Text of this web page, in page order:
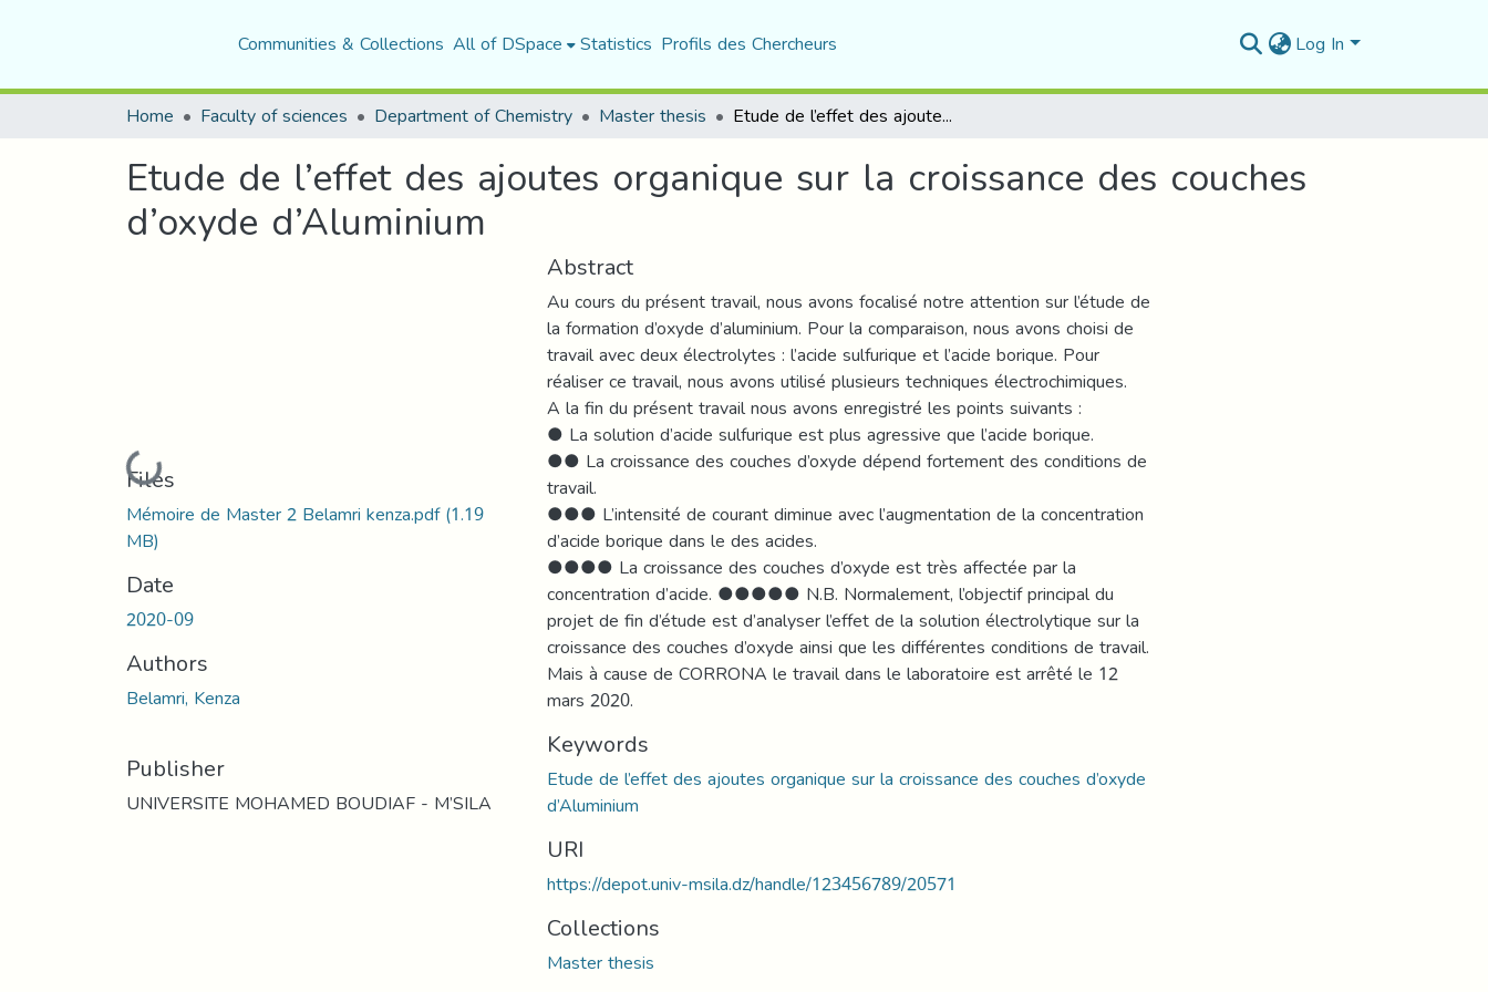
Communities & Collections All of DSpace Statistics Profils des Chercheurs Log In
Home Faculty of sciences Department of Chemistry Master thesis Etude de l’effet des ajoutes organique sur la croissance des couches d’oxyde d’Aluminium
Etude de l’effet des ajoutes organique sur la croissance des couches
d’oxyde d’Aluminium
Loading...
Files
Mémoire de Master 2 Belamri kenza.pdf(1.19
MB)
Date
2020-09
Authors
Belamri, Kenza
Publisher
UNIVERSITE MOHAMED BOUDIAF - M’SILA
Abstract
Au cours du présent travail, nous avons focalisé notre attention sur l’étude de
la formation d’oxyde d’aluminium. Pour la comparaison, nous avons choisi de
travail avec deux électrolytes : l’acide sulfurique et l’acide borique. Pour
réaliser ce travail, nous avons utilisé plusieurs techniques électrochimiques.
A la fin du présent travail nous avons enregistré les points suivants :
● La solution d’acide sulfurique est plus agressive que l’acide borique.
●● La croissance des couches d’oxyde dépend fortement des conditions de
travail.
●●● L’intensité de courant diminue avec l’augmentation de la concentration
d’acide borique dans le des acides.
●●●● La croissance des couches d’oxyde est très affectée par la
concentration d’acide. ●●●●● N.B. Normalement, l’objectif principal du
projet de fin d’étude est d’analyser l’effet de la solution électrolytique sur la
croissance des couches d’oxyde ainsi que les différentes conditions de travail.
Mais à cause de CORRONA le travail dans le laboratoire est arrêté le 12
mars 2020.
Keywords
Etude de l’effet des ajoutes organique sur la croissance des couches d’oxyde
d’Aluminium
URI
https://depot.univ-msila.dz/handle/123456789/20571
Collections
Master thesis